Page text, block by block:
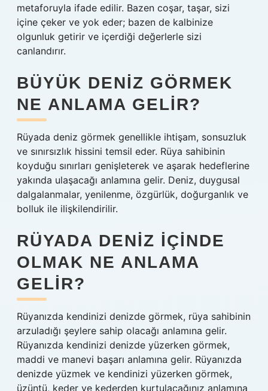
metaforuyla ifade edilir. Bazen coşar, taşar, sizi
içine çeker ve yok eder; bazen de kalbinize
olgunluk getirir ve içerdiği değerlerle sizi
canlandırır.
BÜYÜK DENIZ GÖRMEK
NE ANLAMA GELIR?
Rüyada deniz görmek genellikle ihtişam, sonsuzluk
ve sınırsızlık hissini temsil eder. Rüya sahibinin
koyduğu sınırları genişleterek ve aşarak hedeflerine
yakında ulaşacağı anlamına gelir. Deniz, duygusal
dalgalanmalar, yenilenme, özgürlük, doğurganlık ve
bolluk ile ilişkilendirilir.
RÜYADA DENIZ IÇINDE
OLMAK NE ANLAMA
GELIR?
Rüyanızda kendinizi denizde görmek, rüya sahibinin
arzuladığı şeylere sahip olacağı anlamına gelir.
Rüyanızda kendinizi denizde yüzerken görmek,
maddi ve manevi başarı anlamına gelir. Rüyanızda
denizde yüzmek ve kendinizi yüzerken görmek,
üzüntü, keder ve kederden kurtulacağınız anlamına